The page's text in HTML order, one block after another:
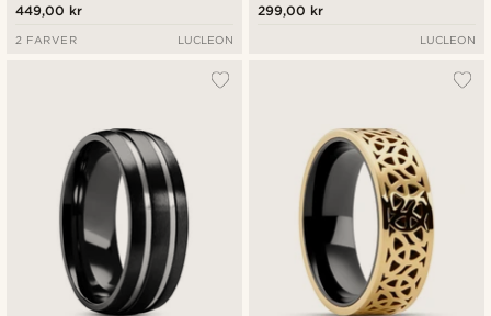
449,00 kr
2 FARVER LUCLEON
299,00 kr
LUCLEON